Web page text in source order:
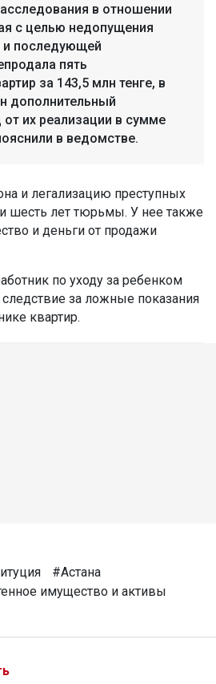
в отношении
с целью недопущения
и последующей
пять
за 143,5 млн тенге, в
дополнительный
их реализации в сумме
в ведомстве.
и легализацию преступных
шесть лет тюрьмы. У нее также
и деньги от продажи
по уходу за ребенком
за ложные показания
квартир.
#Астана
имущество и активы